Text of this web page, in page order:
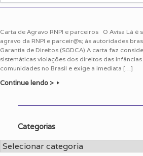
Carta de Agravo RNPI e parceiros O Avisa Lá é
agravo da RNPI e parceir@s; às autoridades
Garantia de Direitos (SGDCA) A carta faz
sistemáticas violações dos direitos das
comunidades no Brasil e exige a imediata […]
Continue lendo >
Categorias
Categorias